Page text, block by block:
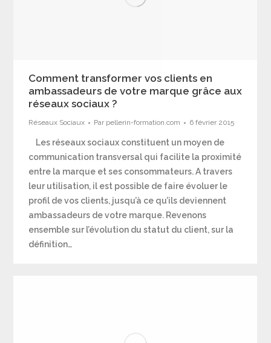
Comment transformer vos clients en
ambassadeurs de votre marque grâce aux
réseaux sociaux ?
Réseaux Sociaux Par pellerin-formation.com 6 février 2015
Les réseaux sociaux constituent un moyen de
communication transversal qui facilite la proximité
entre la marque et ses consommateurs. A travers
leur utilisation, il est possible de faire évoluer le
profil de vos clients, jusqu’à ce qu’ils deviennent
ambassadeurs de votre marque. Revenons
ensemble sur l’évolution du statut du client, sur la
définition…